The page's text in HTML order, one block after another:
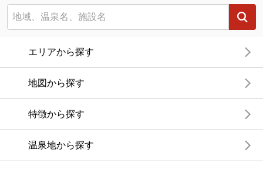
エリアから探す
地図から探す
特徴から探す
温泉地から探す